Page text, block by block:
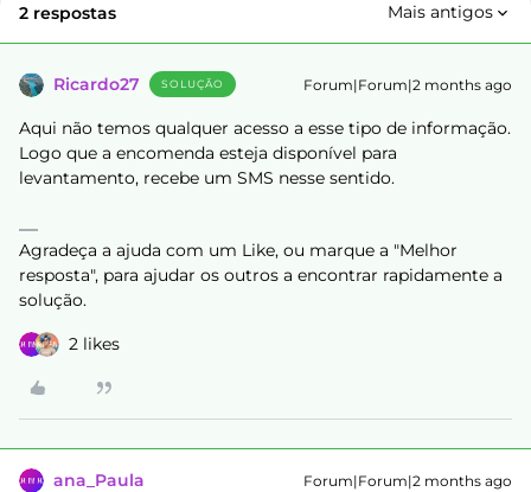
2 respostas Mais antigos
Ricardo27 SOLUÇÃO Forum|Forum|2 months ago
Aqui não temos qualquer acesso a esse tipo de informação.
Logo que a encomenda esteja disponível para
levantamento, recebe um SMS nesse sentido.
Agradeça a ajuda com um Like, ou marque a "Melhor
resposta", para ajudar os outros a encontrar rapidamente a
solução.
2 likes
ana_Paula Forum|Forum|2 months ago